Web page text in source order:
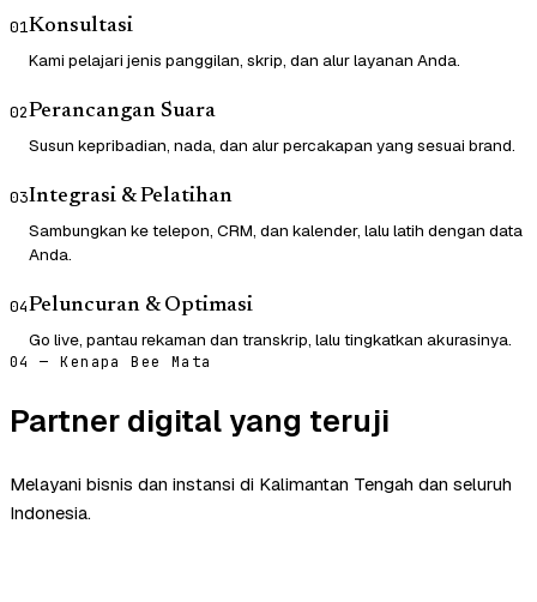
01Konsultasi
Kami pelajari jenis panggilan, skrip, dan alur layanan Anda.
02Perancangan Suara
Susun kepribadian, nada, dan alur percakapan yang sesuai brand.
03Integrasi & Pelatihan
Sambungkan ke telepon, CRM, dan kalender, lalu latih dengan data
Anda.
04Peluncuran & Optimasi
Go live, pantau rekaman dan transkrip, lalu tingkatkan akurasinya.
04 — Kenapa Bee Mata
Partner digital yang teruji
Melayani bisnis dan instansi di Kalimantan Tengah dan seluruh
Indonesia.